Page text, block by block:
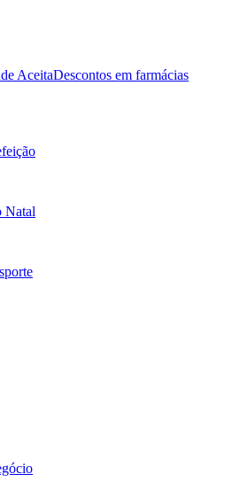
AceitaDescontos em farmácias
Natal